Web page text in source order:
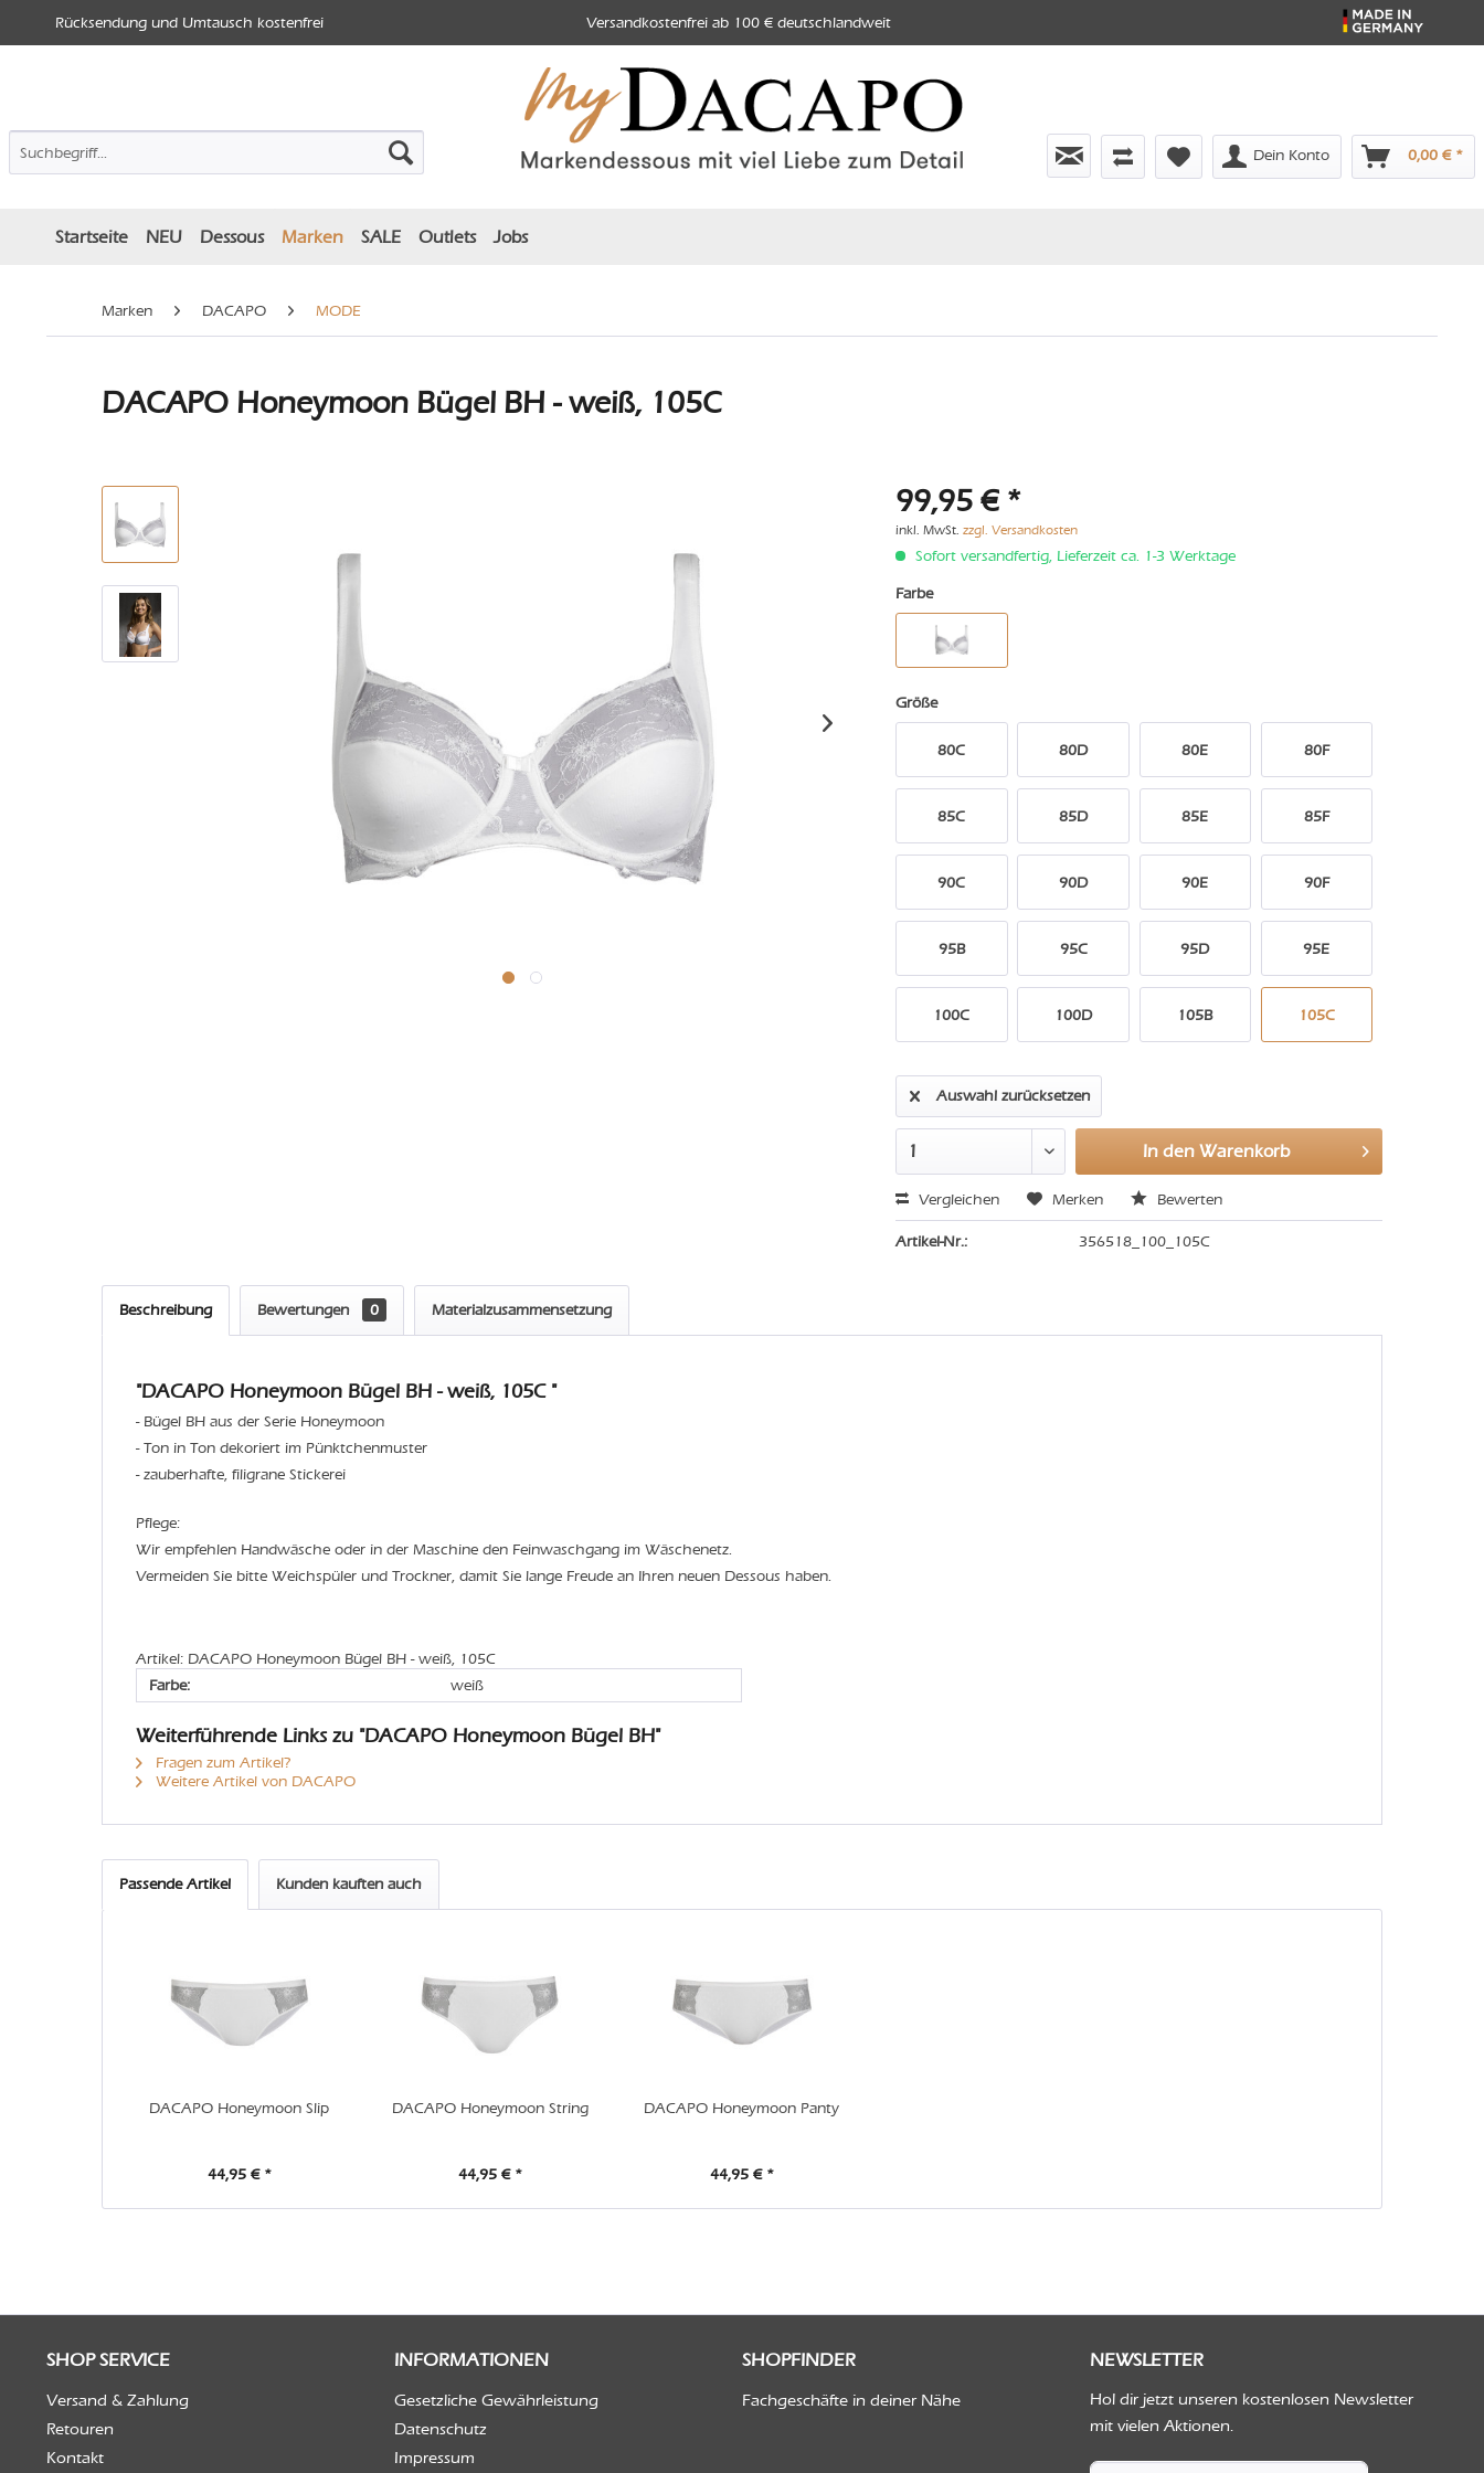
Rücksendung und Umtausch kostenfrei Versandkostenfrei ab 100 € deutschlandweit
Dein Konto 0,00 € *
Startseite NEU Dessous Marken SALE Outlets Jobs
Marken DACAPO MODE
DACAPO Honeymoon Bügel BH - weiß, 105C
99,95 € *
inkl. MwSt.zzgl. Versandkosten
Sofort versandfertig, Lieferzeit ca. 1-3 Werktage
Farbe
Größe
80C 80D 80E 80F
85C 85D 85E 85F
90C 90D 90E 90F
95B 95C 95D 95E
100C 100D 105B 105C
Auswahl zurücksetzen
In den Warenkorb
Vergleichen Merken Bewerten
Artikel-Nr.: 356518_100_105C
Beschreibung Bewertungen 0 Materialzusammensetzung
"DACAPO Honeymoon Bügel BH - weiß, 105C "
- Bügel BH aus der Serie Honeymoon
- Ton in Ton dekoriert im Pünktchenmuster
- zauberhafte, filigrane Stickerei
Pflege:
Wir empfehlen Handwäsche oder in der Maschine den Feinwaschgang im Wäschenetz.
Vermeiden Sie bitte Weichspüler und Trockner, damit Sie lange Freude an Ihren neuen Dessous haben.
Artikel: DACAPO Honeymoon Bügel BH - weiß, 105C
Farbe:
weiß
Weiterführende Links zu "DACAPO Honeymoon Bügel BH"
Fragen zum Artikel?
Weitere Artikel von DACAPO
Passende Artikel Kunden kauften auch
DACAPO Honeymoon Slip
44,95 € *
DACAPO Honeymoon String
44,95 € *
DACAPO Honeymoon Panty
44,95 € *
SHOP SERVICE
Versand & Zahlung
Retouren
Kontakt
INFORMATIONEN
Gesetzliche Gewährleistung
Datenschutz
Impressum
SHOPFINDER
Fachgeschäfte in deiner Nähe
NEWSLETTER
Hol dir jetzt unseren kostenlosen Newsletter
mit vielen Aktionen.